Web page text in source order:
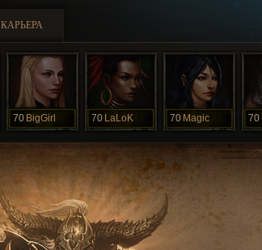
КАРЬЕРА
70 BigGirl 70 LaLoK 70 Magic 70